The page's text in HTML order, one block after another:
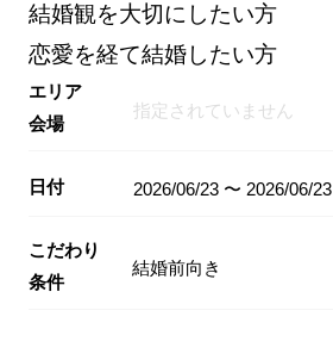
結婚観を大切にしたい方
恋愛を経て結婚したい方
エリア
会場
指定されていません
日付 2026/06/23 〜 2026/06/23
こだわり
条件
結婚前向き